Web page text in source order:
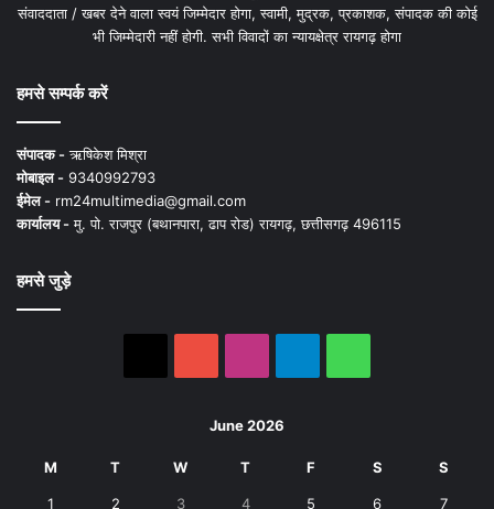
संवाददाता / खबर देने वाला स्वयं जिम्मेदार होगा, स्वामी, मुद्रक, प्रकाशक, संपादक की कोई
भी जिम्मेदारी नहीं होगी. सभी विवादों का न्यायक्षेत्र रायगढ़ होगा
हमसे सम्पर्क करें
संपादक -ऋषिकेश मिश्रा
मोबाइल - 9340992793
ईमेल - rm24multimedia@gmail.com
कार्यालय -मु. पो. राजपुर (बथानपारा, ढाप रोड) रायगढ़, छत्तीसगढ़ 496115
हमसे जुड़े
June 2026
M T W T F S S
1 2 3 4 5 6 7